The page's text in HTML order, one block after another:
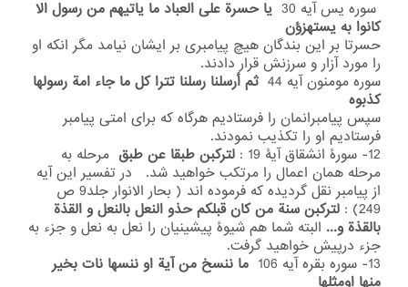
سوره یس آیه 30
یا حسرة علی العباد ما یاتیهم من رسول الا
کانوا به یستهزؤن
حسرتا بر این بندگان هیچ پیامبری بر ایشان نیامد مگر انکه او
را مورد آزار و سرزنش قرار دادند.
سوره مومنون آیه 44
ثم أرسلنا رسلنا تترا کل ما جاء امة رسولها
کذبوه
سپس پیامبرانمان را فرستادیم هرگاه که برای امتی پیامبر
فرستادیم او را تکذیب نمودند.
12- سورۀ انشقاق آیۀ 19 :
لترکبن طبقا عن طبق مرحله به
مرحله همان اعمال را مرتکب خواهید شد. در تفسیر این آیه
از پیامبر نقل گردیده که فرموده اند ( بحار الانوار جلد9 ص
249) :
لترکبن سنة من کان قبلکم حذو النعل بالنعل و القذة
بالقذة و... البته شما هم شیوۀ پیشینیان را نعل به نعل و جزء به
جزء درپیش خواهید گرفت.
13- سوره بقره آیه 106
ما ننسخ من آیة او ننسها نات بخیر
منها اومثلها